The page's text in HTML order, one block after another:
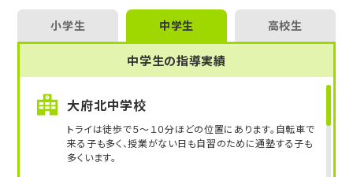
さん一人ひとりのペースに合わせて学習を進めて
いくことができます。
まずは一歩踏み出して、一緒に勉強を始めてみまし
『今日の自分は昨日の自分より成長していると思え
るように、一緒に頑張りましょう！』
小学生 中学生 高校生
中学生の指導実績
大府北中学校
トライは徒歩で５～１０分ほどの位置にあります。自転車で
来る子も多く、授業がない日も自習のために通塾する子も
多くいます。